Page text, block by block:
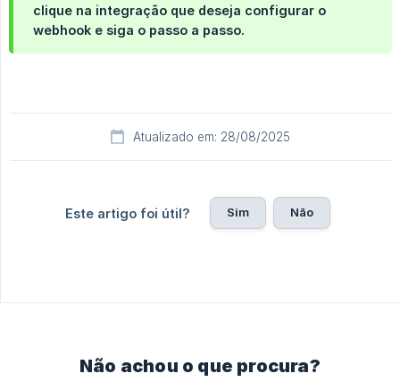
clique na integração que deseja configurar o
webhook e siga o passo a passo.
Atualizado em: 28/08/2025
Este artigo foi útil? Sim Não
Não achou o que procura?